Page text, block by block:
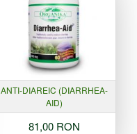
ANTI-DIAREIC (DIARRHEA-
AID)
81,00 RON